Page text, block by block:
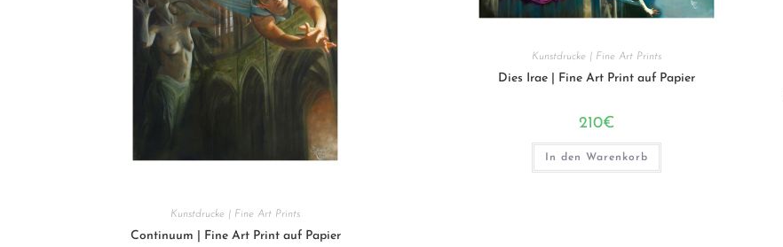
Kunstdrucke | Fine Art Prints
Continuum | Fine Art Print auf Papier
Kunstdrucke | Fine Art Prints
Dies Irae | Fine Art Print auf Papier
210€
In den Warenkorb